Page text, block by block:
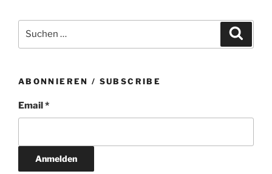
nach:
ABONNIEREN / SUBSCRIBE
Email *